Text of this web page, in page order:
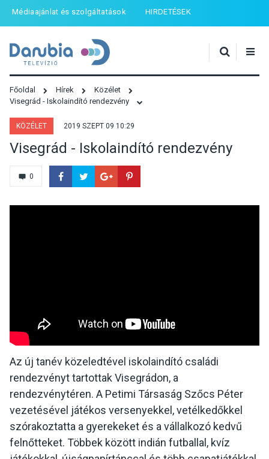
Médiaajánlat és szolgáltatások HIRDETÉSEK
Főoldal Hírek
Közélet
Visegrád - Iskolaindító rendezvény
KÖZÉLET 2019 SZEPT 09 10:29
Visegrád - Iskolaindító rendezvény
0
Az új tanév közeledtével iskolaindító családi
rendezvényt tartottak Visegrádon, a
rendezvénytéren. A Petimi Társaság Szőcs Péter
vezetésével játékos versenyekkel, vetélkedőkkel
szórakoztatta a gyerekeket és a vállalkozó kedvű
felnőtteket. Többek között indián futballal, kvíz